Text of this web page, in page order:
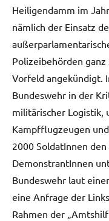
Heiligendamm im
nämlich der Einsatz
Polizeibehörden
Vorfeld angekündigt.
Bundeswehr in der
militärischer Logistik,
Kampfflugzeugen
2000 SoldatInnen
DemonstrantInnen
Bundeswehr laut
eine Anfrage der
Rahmen der